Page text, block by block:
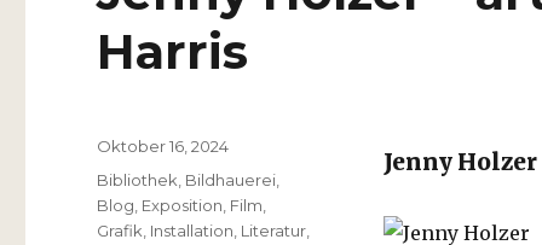
Harris
Jenny Holzer
Veröffentlicht
am
Oktober 16, 2024
Kategorien
Bibliothek Bildhauerei
Blog Exposition Film
Grafik Installation Literatur